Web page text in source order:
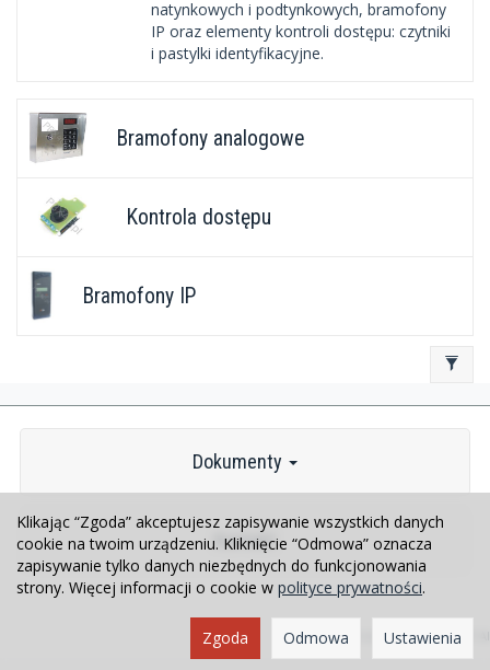
natynkowych i podtynkowych, bramofony
IP oraz elementy kontroli dostępu: czytniki
i pastylki identyfikacyjne.
Bramofony analogowe
Kontrola dostępu
Bramofony IP
Dokumenty
Kontakt
Sklep internetowy SOTESHOP AI
Klikając “Zgoda” akceptujesz zapisywanie wszystkich danych
cookie na twoim urządzeniu. Kliknięcie “Odmowa” oznacza
zapisywanie tylko danych niezbędnych do funkcjonowania
strony. Więcej informacji o cookie w polityce prywatności.
Ustawienia
Odmowa
Zgoda